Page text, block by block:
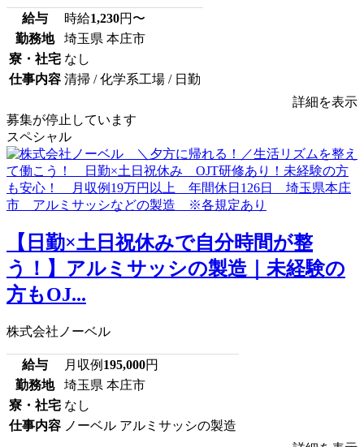
給与 時給1,230円〜
勤務地
埼玉県 本庄市
寮・社宅 なし
仕事内容 清掃 / 化学系工場 / 日勤
詳細を表示
募集が停止しています
スペシャル
【日勤×土日祝休みで自分時間が整
う！】アルミサッシの製造｜未経験の
方もOJ...
株式会社ノーベル
給与 月収例 195,000円
勤務地
埼玉県 本庄市
寮・社宅 なし
仕事内容 ノーベル アルミサッシの製造